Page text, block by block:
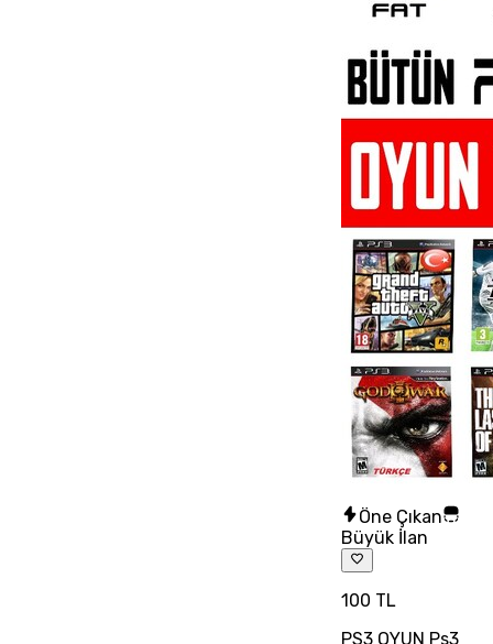
Öne Çıkan
Büyük İlan
100 TL
PS3 OYUN Ps3